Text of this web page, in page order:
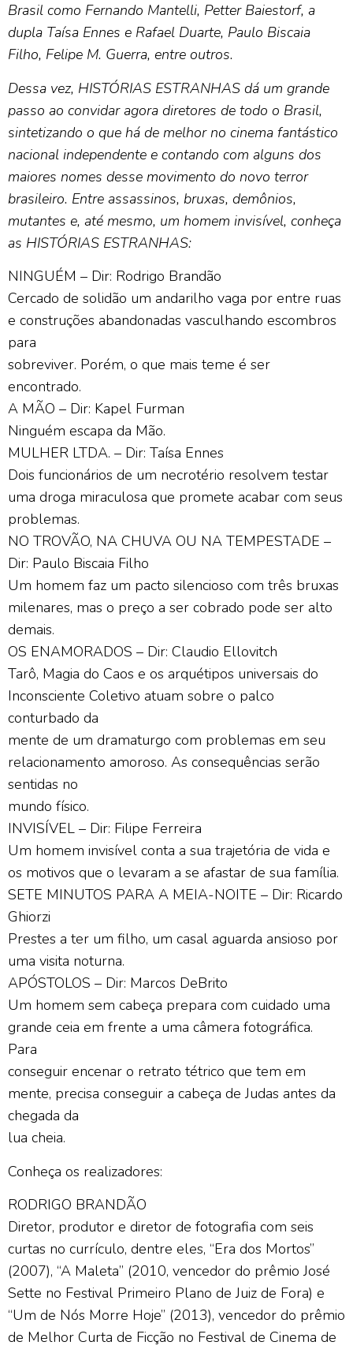
Brasil como Fernando Mantelli, Petter Baiestorf, a
dupla Taísa Ennes e Rafael Duarte, Paulo Biscaia
Filho, Felipe M. Guerra, entre outros.
Dessa vez, HISTÓRIAS ESTRANHAS dá um grande
passo ao convidar agora diretores de todo o Brasil,
sintetizando o que há de melhor no cinema fantástico
nacional independente e contando com alguns dos
maiores nomes desse movimento do novo terror
brasileiro. Entre assassinos, bruxas, demônios,
mutantes e, até mesmo, um homem invisível, conheça
as HISTÓRIAS ESTRANHAS:
NINGUÉM – Dir: Rodrigo Brandão
Cercado de solidão um andarilho vaga por entre ruas
e construções abandonadas vasculhando escombros
para
sobreviver. Porém, o que mais teme é ser
encontrado.
A MÃO – Dir: Kapel Furman
Ninguém escapa da Mão.
MULHER LTDA. – Dir: Taísa Ennes
Dois funcionários de um necrotério resolvem testar
uma droga miraculosa que promete acabar com seus
problemas.
NO TROVÃO, NA CHUVA OU NA TEMPESTADE –
Dir: Paulo Biscaia Filho
Um homem faz um pacto silencioso com três bruxas
milenares, mas o preço a ser cobrado pode ser alto
demais.
OS ENAMORADOS – Dir: Claudio Ellovitch
Tarô, Magia do Caos e os arquétipos universais do
Inconsciente Coletivo atuam sobre o palco
conturbado da
mente de um dramaturgo com problemas em seu
relacionamento amoroso. As consequências serão
sentidas no
mundo físico.
INVISÍVEL – Dir: Filipe Ferreira
Um homem invisível conta a sua trajetória de vida e
os motivos que o levaram a se afastar de sua família.
SETE MINUTOS PARA A MEIA-NOITE – Dir: Ricardo
Ghiorzi
Prestes a ter um filho, um casal aguarda ansioso por
uma visita noturna.
APÓSTOLOS – Dir: Marcos DeBrito
Um homem sem cabeça prepara com cuidado uma
grande ceia em frente a uma câmera fotográfica.
Para
conseguir encenar o retrato tétrico que tem em
mente, precisa conseguir a cabeça de Judas antes da
chegada da
lua cheia.
Conheça os realizadores:
RODRIGO BRANDÃO
Diretor, produtor e diretor de fotografia com seis
curtas no currículo, dentre eles, “Era dos Mortos”
(2007), “A Maleta” (2010, vencedor do prêmio José
Sette no Festival Primeiro Plano de Juiz de Fora) e
“Um de Nós Morre Hoje” (2013), vencedor do prêmio
de Melhor Curta de Ficção no Festival de Cinema de